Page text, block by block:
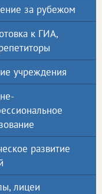
за рубежом
к ГИА,
учреждения
развитие
лицеи